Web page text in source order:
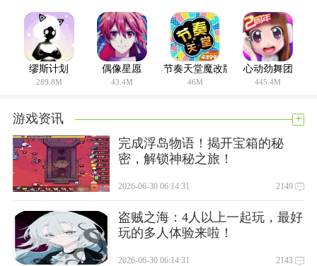
缪斯计划
289.8M
偶像星愿
43.4M
节奏天堂魔改版
46M
心动劲舞团
445.4M
游戏资讯 +
完成浮岛物语！揭开宝箱的秘
密，解锁神秘之旅！
2026-06-30 06:14:31 2149
盗贼之海：4人以上一起玩，最好
玩的多人体验来啦！
2026-06-30 06:14:31 2143